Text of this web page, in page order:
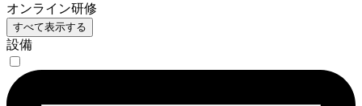
オンライン研修
すべて表示する
設備